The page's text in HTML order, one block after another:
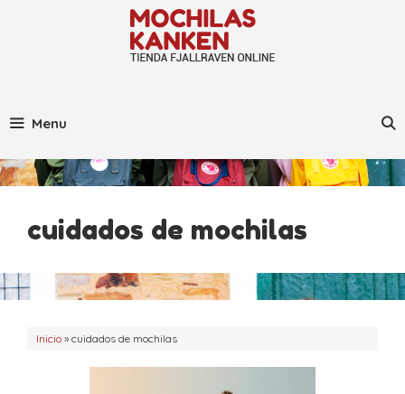
Menu
cuidados de mochilas
Inicio » cuidados de mochilas